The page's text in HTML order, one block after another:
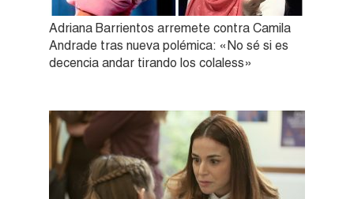
Adriana Barrientos arremete contra Camila
Andrade tras nueva polémica: «No sé si es
decencia andar tirando los colaless»